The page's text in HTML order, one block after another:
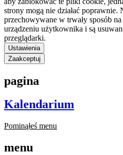
strony mogą nie działać poprawnie.
przechowywane w trwały sposób
urządzeniu użytkownika i są
przeglądarki.
Ustawienia
Zaakceptuj
pagina
Kalendarium
Pominąłeś menu
menu